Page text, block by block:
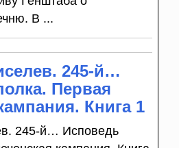
В ...
245-й…
Первая
Книга 1
245-й… Исповедь